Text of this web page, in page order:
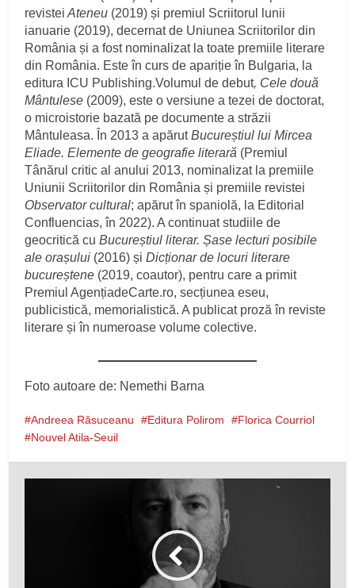
revistei Ateneu (2019) și premiul Scriitorul lunii
ianuarie (2019), decernat de Uniunea Scriitorilor din
România și a fost nominalizat la toate premiile literare
din România. Este în curs de apariție în Bulgaria, la
editura ICU Publishing.Volumul de debut, Cele două
Mântulese (2009), este o versiune a tezei de doctorat,
o microistorie bazată pe documente a străzii
Mântuleasa. În 2013 a apărutBucureștiul lui Mircea
Eliade. Elemente de geografie literară (Premiul
Tânărul critic al anului 2013, nominalizat la premiile
Uniunii Scriitorilor din România și premiile revistei
Observator cultural; apărut în spaniolă, la Editorial
Confluencias, în 2022). A continuat studiile de
geocritică cuBucureștiul literar. Șase lecturi posibile
ale orașului (2016) șiDicționar de locuri literare
bucureștene (2019, coautor), pentru care a primit
Premiul AgențiadeCarte.ro, secțiunea eseu,
publicistică, memorialistică. A publicat proză în reviste
literare și în numeroase volume colective.
Foto autoare de: Nemethi Barna
Andreea Răsuceanu Editura Polirom
Florica Courriol
Nouvel Atila-Seuil